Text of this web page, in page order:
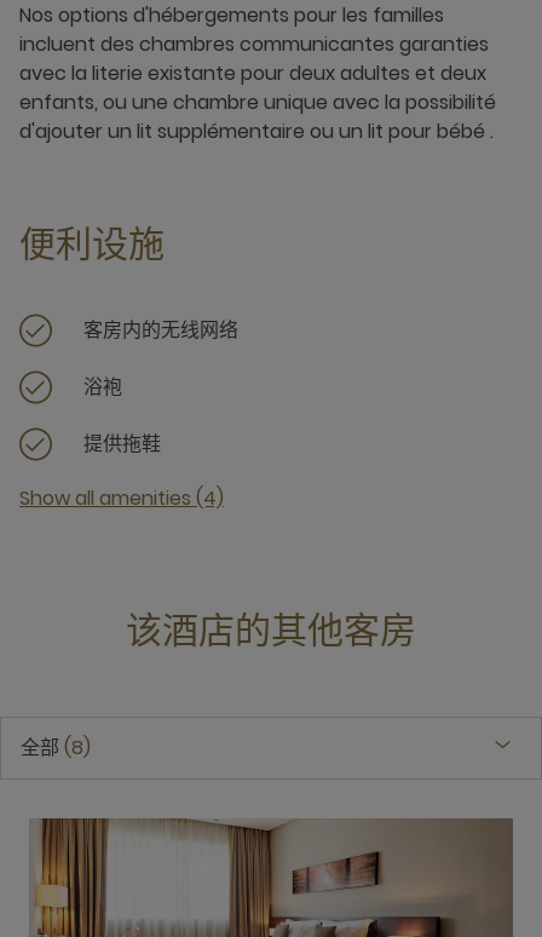
Nos options d'hébergements pour les familles
incluent des chambres communicantes garanties
avec la literie existante pour deux adultes et deux
enfants, ou une chambre unique avec la possibilité
d'ajouter un lit supplémentaire ou un lit pour bébé .
便利设施
客房内的无线网络
浴袍
提供拖鞋
Show all amenities (4)
该酒店的其他客房
全部 8